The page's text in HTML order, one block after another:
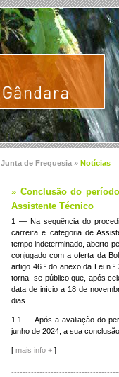
Junta de Freguesia » Notícias
» Conclusão do
Assistente Técnico
1 — Na sequência do
carreira e categoria de
tempo indeterminado, aberto
conjugado com a oferta da
artigo 46.º do anexo da Lei
torna -se público que, após
data de início a 18 de
dias.
1.1 — Após a avaliação do
junho de 2024, a sua
[ mais info + ]